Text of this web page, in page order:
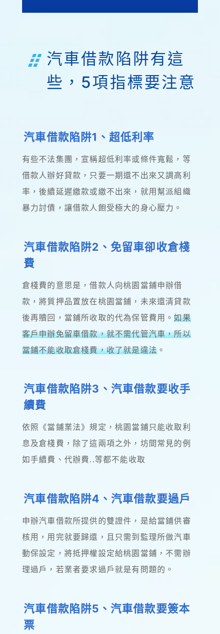
汽車借款陷阱有這
些，5項指標要注意
汽車借款陷阱1、超低利率
有些不法集團，宣稱超低利率或條件寬鬆，等
借款人辦好貸款，只要一期還不出來又調高利
率，後續延遲繳款或繳不出來，就用幫派組織
暴力討債，讓借款人飽受極大的身心壓力。
汽車借款陷阱2、免留車卻收倉棧
費
倉棧費的意思是，借款人向桃園當鋪申辦借
款，將質押品置放在桃園當鋪，未來還清貸款
後再贖回，當鋪所收取的代為保管費用。如果
客戶申辦免留車借款，就不需代管汽車，所以
當鋪不能收取倉棧費，收了就是違法 。
汽車借款陷阱3、汽車借款要收手
續費
依照《當鋪業法》規定，桃園當鋪只能收取利
息及倉棧費，除了這兩項之外，坊間常見的例
如手續費、代辦費..等都不能收取
汽車借款陷阱4、汽車借款要過戶
申辦汽車借款所提供的雙證件，是給當鋪供審
核用，用完就要歸還，且只需到監理所做汽車
動保設定，將抵押權設定給桃園當鋪，不需辦
理過戶，若業者要求過戶就是有問題的。
汽車借款陷阱5、汽車借款要簽本
票